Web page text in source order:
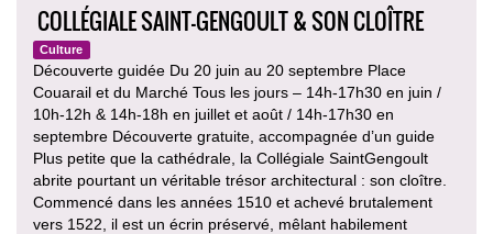
COLLÉGIALE SAINT-GENGOULT & SON CLOÎTRE
Culture
Découverte guidée Du 20 juin au 20 septembre Place
Couarail et du Marché Tous les jours – 14h-17h30 en juin /
10h-12h & 14h-18h en juillet et août / 14h-17h30 en
septembre Découverte gratuite, accompagnée d’un guide
Plus petite que la cathédrale, la Collégiale SaintGengoult
abrite pourtant un véritable trésor architectural : son cloître.
Commencé dans les années 1510 et achevé brutalement
vers 1522, il est un écrin préservé, mêlant habilement